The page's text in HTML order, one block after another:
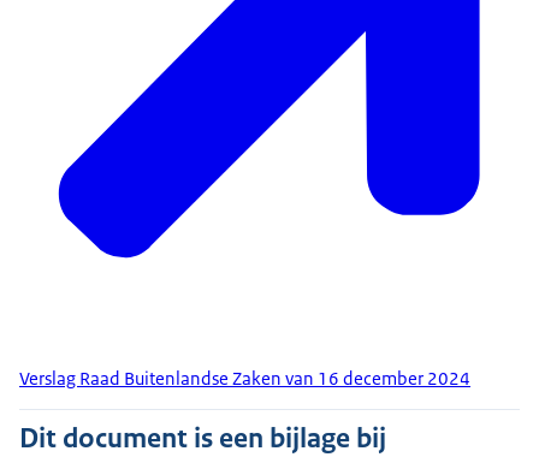
Verslag Raad Buitenlandse Zaken van 16 december 2024
Dit document is een bijlage bij